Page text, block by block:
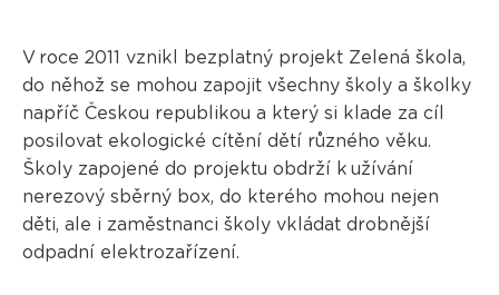
V roce 2011 vznikl bezplatný projekt Zelená škola,
do něhož se mohou zapojit všechny školy a školky
napříč Českou republikou a který si klade za cíl
posilovat ekologické cítění dětí různého věku.
Školy zapojené do projektu obdrží k užívání
nerezový sběrný box, do kterého mohou nejen
děti, ale i zaměstnanci školy vkládat drobnější
odpadní elektrozařízení.